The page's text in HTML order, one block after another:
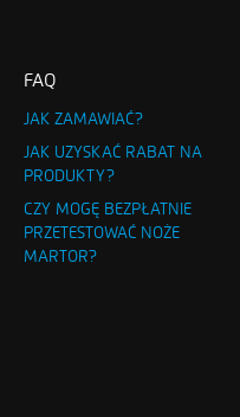
FAQ
JAK ZAMAWIAĆ?
JAK UZYSKAĆ RABAT NA
PRODUKTY?
CZY MOGĘ BEZPŁATNIE
PRZETESTOWAĆ NOŻE
MARTOR?